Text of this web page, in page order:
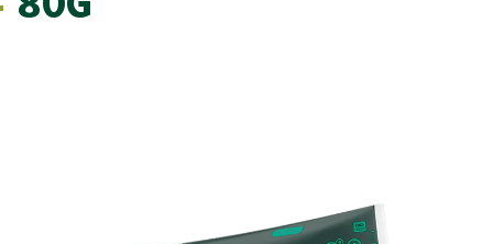
80G